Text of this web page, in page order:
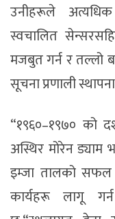
उनीहरूले
स्वचालित
मजबुत गर्न र तल्लो
सूचना प्रणाली
“१९६०–१९७० को
अस्थिर मोरेन ड्याम
इम्जा तालको सफल
कार्यहरू लागू